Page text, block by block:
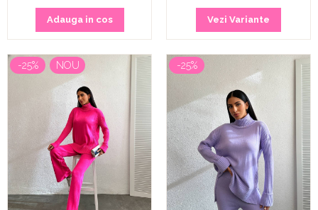
Adauga in cos Vezi Variante
-25% NOU -25%